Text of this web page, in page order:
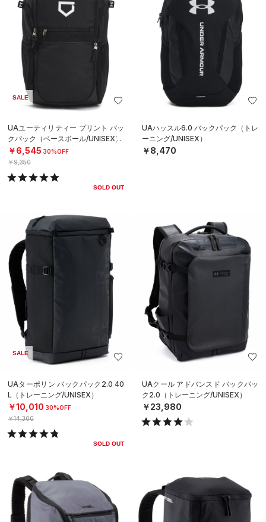
SALE
UAユーティリティー プリント バッ
クパック（ベースボール/UNISEX）
￥6,545 30%OFF
￥9,350
SOLD OUT
UAハッスル6.0 バックパック（トレ
ーニング/UNISEX）
￥8,470
SALE
UAターポリン バックパック2.0 40
L（トレーニング/UNISEX）
￥10,010 30%OFF
￥14,300
SOLD OUT
UAクール アドバンスド バックパッ
ク2.0（トレーニング/UNISEX）
￥23,980